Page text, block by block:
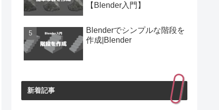
【Blender入門】
Blenderでシンプルな階段を
作成|Blender
新着記事